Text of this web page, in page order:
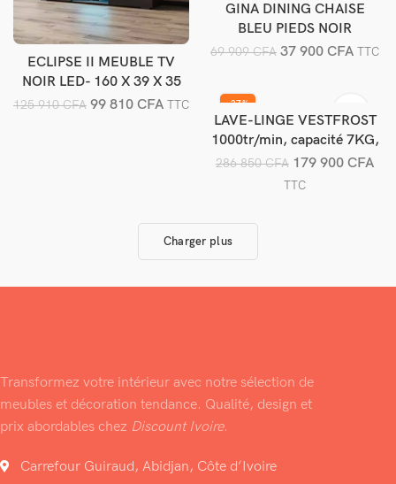
Ajouter au panier
GINA DINING CHAISE
BLEU PIEDS NOIR
69 909CFA 37 900 CFA TTC
Ajouter au panier
ECLIPSE II MEUBLE TV
NOIR LED- 160 X 39 X 35
CM
125 910CFA 99 810 CFA TTC -37%
Ajouter au panier
LAVE-LINGE VESTFROST
1000tr/min, capacité 7KG,
A+++
286 850CFA 179 900 CFA
TTC
Charger plus
Transformez votre intérieur avec notre sélection de
meubles et décoration tendance. Qualité, design et
prix abordables chez Discount Ivoire.
Carrefour Guiraud, Abidjan, Côte d’Ivoire